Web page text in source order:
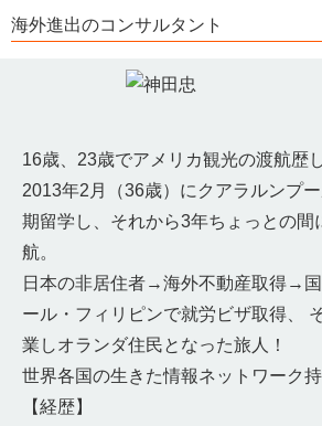
海外進出のコンサルタント
16歳、23歳でアメリカ観光の渡航歴
2013年2月（36歳）にクアラルンプ
期留学し、それから3年ちょっとの間
航。
日本の非居住者→海外不動産取得→
ール・フィリピンで就労ビザ取得、
業しオランダ住民となった旅人！
世界各国の生きた情報ネットワーク持
【経歴】